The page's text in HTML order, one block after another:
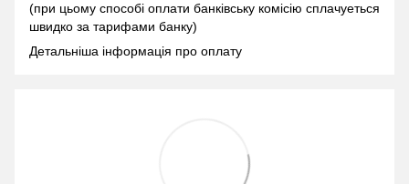
(при цьому способі оплати банківську комісію сплачуеться
швидко за тарифами банку)
Детальніша інформація про оплату